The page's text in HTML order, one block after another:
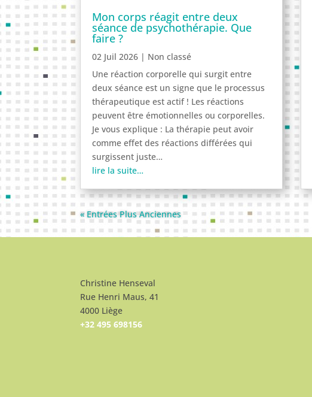
Mon corps réagit entre deux
séance de psychothérapie. Que
faire ?
02 Juil 2026 | Non classé
Une réaction corporelle qui surgit entre
deux séance est un signe que le processus
thérapeutique est actif ! Les réactions
peuvent être émotionnelles ou corporelles.
Je vous explique : La thérapie peut avoir
comme effet des réactions différées qui
surgissent juste…
lire la suite…
« Entrées Plus Anciennes
Christine Henseval
Rue Henri Maus, 41
4000 Liège
+32 495 698156